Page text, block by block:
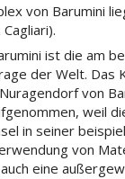
von Barumini
ist die am
der Welt. Das
von
weil
in seiner
von
eine